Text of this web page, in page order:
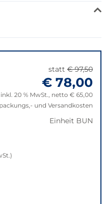
statt € 97,50
€ 78,00
inkl. 20 % MwSt., netto € 65,00
und Versandkosten
Einheit BUN